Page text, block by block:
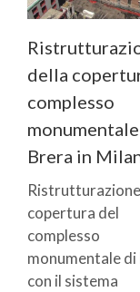
della
complesso
Brera in
copertura del
complesso
monumentale di
con il sistema